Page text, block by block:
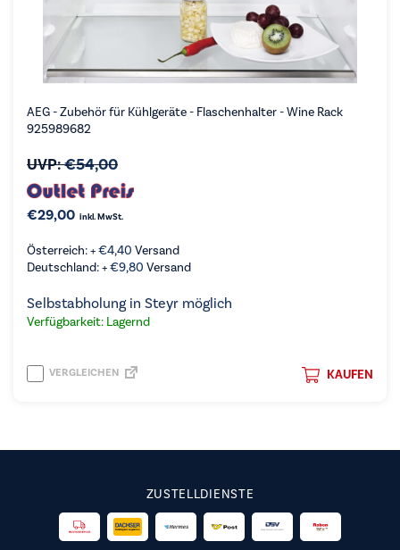
AEG - Zubehör für Kühlgeräte - Flaschenhalter - Wine Rack
925989682
UVP:€54,00
€29,00 inkl. MwSt.
Österreich: +€4,40 Versand
Deutschland: +€9,80 Versand
Selbstabholung in Steyr möglich
Verfügbarkeit: Lagernd
KAUFEN
VERGLEICHEN
ZUSTELLDIENSTE